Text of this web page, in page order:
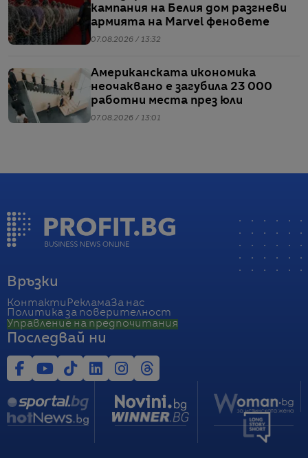
кампания на Белия дом разгневи
армията на Marvel феновете
07.08.2026 / 13:32
Американската икономика
неочаквано е загубила 23 000
работни места през юли
07.08.2026 / 13:01
Връзки
Контакти РекламаЗа нас
Политика за поверителност
Управление на предпочитания
Последвай ни